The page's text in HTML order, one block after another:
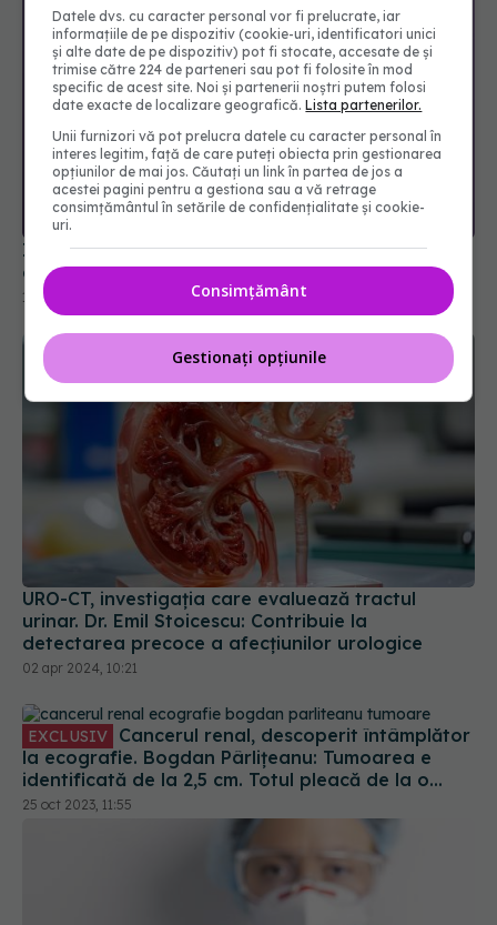
Infecția urinară comună poate semnala riscul de
cancer urogenital
17 sep 2025, 13:50
URO-CT, investigația care evaluează tractul
urinar. Dr. Emil Stoicescu: Contribuie la
detectarea precoce a afecțiunilor urologice
02 apr 2024, 10:21
EXCLUSIV
Cancerul renal, descoperit întâmplător
la ecografie. Bogdan Pârlițeanu: Tumoarea e
identificată de la 2,5 cm. Totul pleacă de la o
ecografie. Măcar o dată pe an să faceți
ecografie de abdomen total
25 oct 2023, 11:55
Datele dvs. cu caracter personal vor fi prelucrate, iar
informațiile de pe dispozitiv (cookie-uri, identificatori unici
și alte date de pe dispozitiv) pot fi stocate, accesate de și
trimise către 224 de parteneri sau pot fi folosite în mod
specific de acest site. Noi și partenerii noștri putem folosi
date exacte de localizare geografică.Lista partenerilor.
Unii furnizori vă pot prelucra datele cu caracter personal în
interes legitim, față de care puteți obiecta prin gestionarea
opțiunilor de mai jos. Căutați un link în partea de jos a
acestei pagini pentru a gestiona sau a vă retrage
consimțământul în setările de confidențialitate și cookie-
uri.
Consimțământ
Gestionați opțiunile